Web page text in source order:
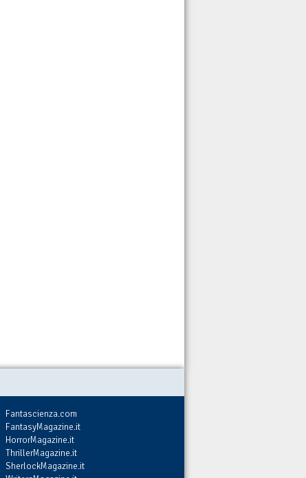
Fantascienza.com
FantasyMagazine.it
HorrorMagazine.it
ThrillerMagazine.it
SherlockMagazine.it